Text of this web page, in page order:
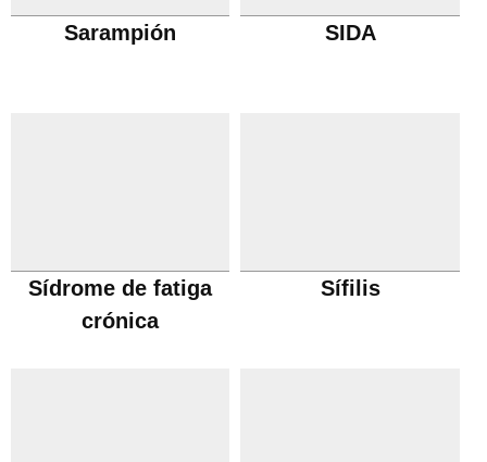
Sarampión SIDA
Sídrome de fatiga
crónica
Sífilis